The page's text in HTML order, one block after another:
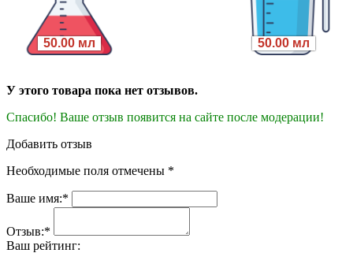
50.00 мл 50.00 мл
У этого товара пока нет отзывов.
Спасибо! Ваше отзыв появится на сайте после модерации!
Добавить отзыв
Необходимые поля отмечены *
Ваше имя:*
Отзыв:*
Ваш рейтинг: